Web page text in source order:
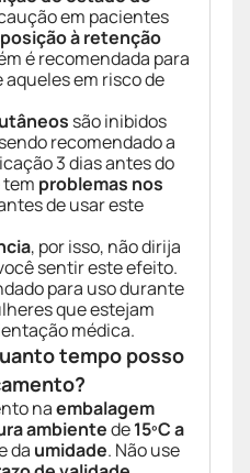
em pacientes
à retenção
é recomendada para
aqueles em risco de
são inibidos
recomendado a
3 dias antes do
problemas nos
de usar este
, por isso, não dirija
sentir este efeito.
para uso durante
que estejam
médica.
tempo posso
naembalagem
ambientede15ºC a
da umidade. Não use